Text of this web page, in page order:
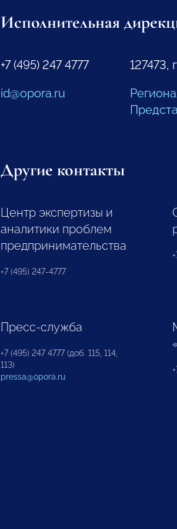
Исполнительная
+7 (495) 247 4777
id@opora.ru
127473,
Другие контакты
Центр экспертизы и
аналитики проблем
предпринимательства
+7 (495) 247-4777
Пресс-служба
+7 (495) 247 4777 (доб. 115, 114,
113)
pressa@opora.ru